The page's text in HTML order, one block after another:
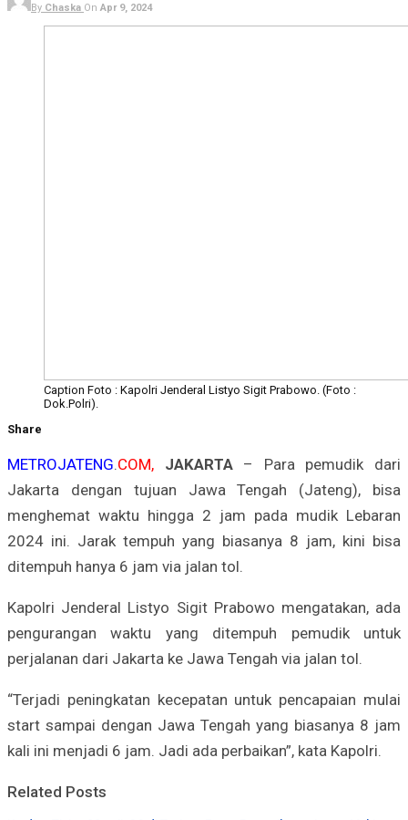
By Chaska On Apr 9, 2024
Caption Foto : Kapolri Jenderal Listyo Sigit Prabowo. (Foto :
Dok.Polri).
Share
METROJATENG.COM, JAKARTA– Para pemudik dari
Jakarta dengan tujuan Jawa Tengah (Jateng), bisa
menghemat waktu hingga 2 jam pada mudik Lebaran
2024 ini. Jarak tempuh yang biasanya 8 jam, kini bisa
ditempuh hanya 6 jam via jalan tol.
Kapolri Jenderal Listyo Sigit Prabowo mengatakan, ada
pengurangan waktu yang ditempuh pemudik untuk
perjalanan dari Jakarta ke Jawa Tengah via jalan tol.
“Terjadi peningkatan kecepatan untuk pencapaian mulai
start sampai dengan Jawa Tengah yang biasanya 8 jam
kali ini menjadi 6 jam. Jadi ada perbaikan”, kata Kapolri.
Related Posts